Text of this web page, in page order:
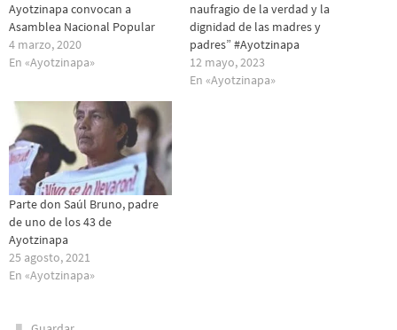
Ayotzinapa convocan a
Asamblea Nacional Popular
4 marzo, 2020
En «Ayotzinapa»
naufragio de la verdad y la
dignidad de las madres y
padres” #Ayotzinapa
12 mayo, 2023
En «Ayotzinapa»
Parte don Saúl Bruno, padre
de uno de los 43 de
Ayotzinapa
25 agosto, 2021
En «Ayotzinapa»